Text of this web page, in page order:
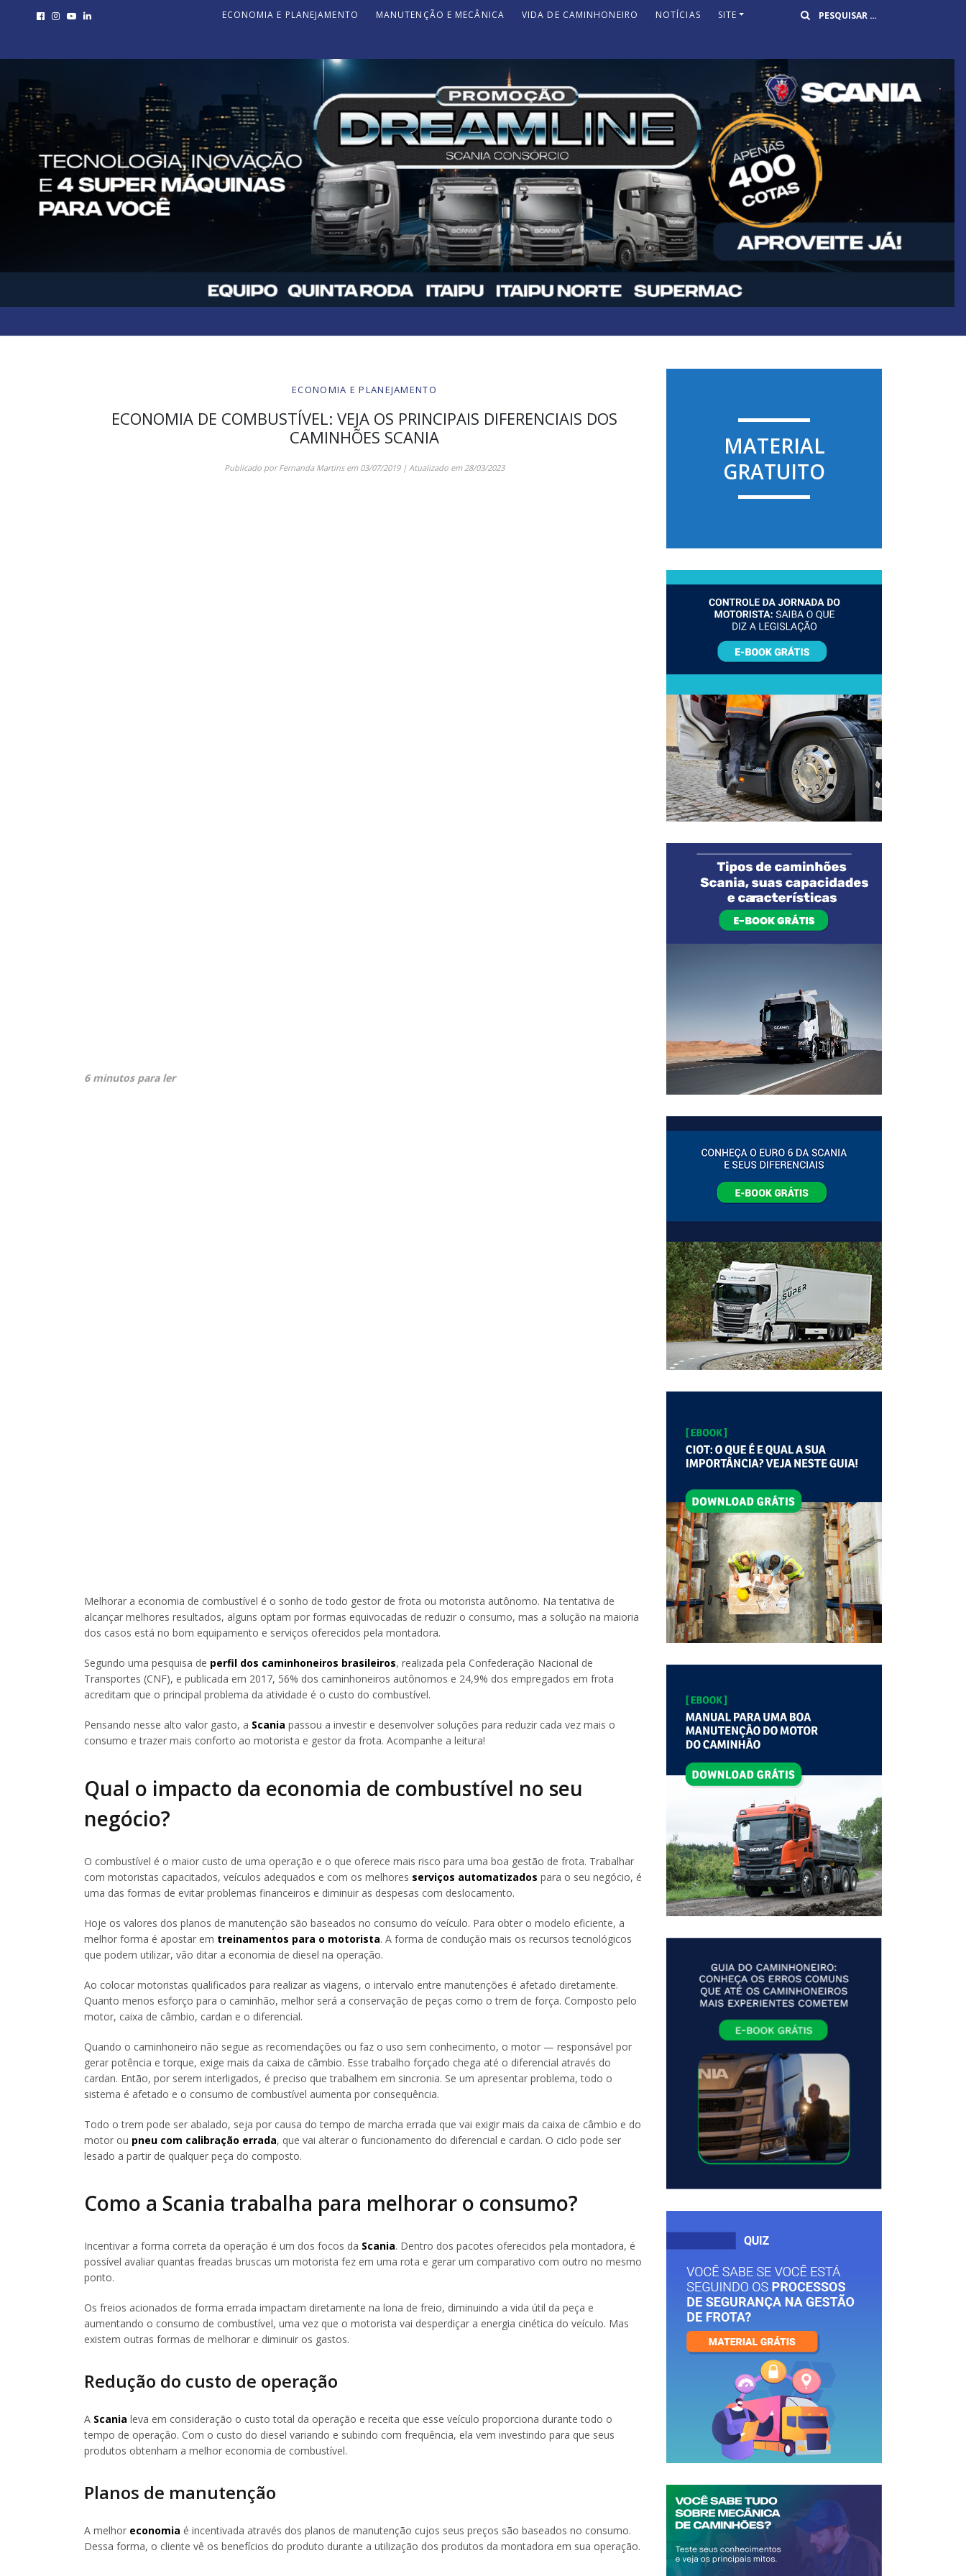
ECONOMIA E PLANEJAMENTO MANUTENÇÃO E MECÂNICA VIDA DE CAMINHONEIRO NOTÍCIAS SITE Buscar
ECONOMIA E PLANEJAMENTO
ECONOMIA DE COMBUSTÍVEL: VEJA OS PRINCIPAIS DIFERENCIAIS DOS
CAMINHÕES SCANIA
Publicado porFernanda Martinsem 03/07/2019| Atualizado em 28/03/2023
6 minutos para ler
Melhorar a economia de combustível é o sonho de todo gestor de frota ou motorista autônomo. Na tentativa de
alcançar melhores resultados, alguns optam por formas equivocadas de reduzir o consumo, mas a solução na maioria
dos casos está no bom equipamento e serviços oferecidos pela montadora.
Segundo uma pesquisa de perfil dos caminhoneiros brasileiros, realizada pela Confederação Nacional de
Transportes (CNF), e publicada em 2017, 56% dos caminhoneiros autônomos e 24,9% dos empregados em frota
acreditam que o principal problema da atividade é o custo do combustível.
Pensando nesse alto valor gasto, a Scania passou a investir e desenvolver soluções para reduzir cada vez mais o
consumo e trazer mais conforto ao motorista e gestor da frota. Acompanhe a leitura!
Qual o impacto da economia de combustível no seu
negócio?
O combustível é o maior custo de uma operação e o que oferece mais risco para uma boa gestão de frota. Trabalhar
com motoristas capacitados, veículos adequados e com os melhores serviços automatizados para o seu negócio, é
uma das formas de evitar problemas financeiros e diminuir as despesas com deslocamento.
Hoje os valores dos planos de manutenção são baseados no consumo do veículo. Para obter o modelo eficiente, a
melhor forma é apostar em treinamentos para o motorista. A forma de condução mais os recursos tecnológicos
que podem utilizar, vão ditar a economia de diesel na operação.
Ao colocar motoristas qualificados para realizar as viagens, o intervalo entre manutenções é afetado diretamente.
Quanto menos esforço para o caminhão, melhor será a conservação de peças como o trem de força. Composto pelo
motor, caixa de câmbio, cardan e o diferencial.
Quando o caminhoneiro não segue as recomendações ou faz o uso sem conhecimento, o motor — responsável por
gerar potência e torque, exige mais da caixa de câmbio. Esse trabalho forçado chega até o diferencial através do
cardan. Então, por serem interligados, é preciso que trabalhem em sincronia. Se um apresentar problema, todo o
sistema é afetado e o consumo de combustível aumenta por consequência.
Todo o trem pode ser abalado, seja por causa do tempo de marcha errada que vai exigir mais da caixa de câmbio e do
motor ou pneu com calibração errada, que vai alterar o funcionamento do diferencial e cardan. O ciclo pode ser
lesado a partir de qualquer peça do composto.
Como a Scania trabalha para melhorar o consumo?
Incentivar a forma correta da operação é um dos focos da Scania. Dentro dos pacotes oferecidos pela montadora, é
possível avaliar quantas freadas bruscas um motorista fez em uma rota e gerar um comparativo com outro no mesmo
ponto.
Os freios acionados de forma errada impactam diretamente na lona de freio, diminuindo a vida útil da peça e
aumentando o consumo de combustível, uma vez que o motorista vai desperdiçar a energia cinética do veículo. Mas
existem outras formas de melhorar e diminuir os gastos.
Redução do custo de operação
A Scania leva em consideração o custo total da operação e receita que esse veículo proporciona durante todo o
tempo de operação. Com o custo do diesel variando e subindo com frequência, ela vem investindo para que seus
produtos obtenham a melhor economia de combustível.
Planos de manutenção
A melhor economia é incentivada através dos planos de manutenção cujos seus preços são baseados no consumo.
Dessa forma, o cliente vê os benefícios do produto durante a utilização dos produtos da montadora em sua operação.
MATERIAL
GRATUITO